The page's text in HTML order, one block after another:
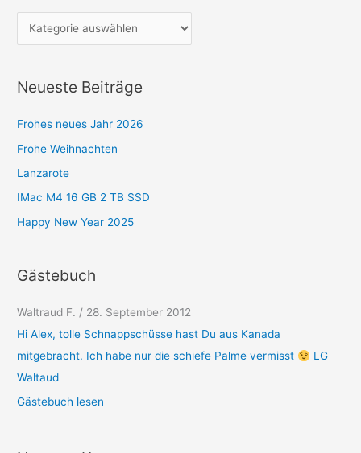
e
o
n
Neueste Beiträge
Frohes neues Jahr 2026
Frohe Weihnachten
Lanzarote
IMac M4 16 GB 2 TB SSD
Happy New Year 2025
Gästebuch
Waltraud F. / 28. September 2012
Hi Alex, tolle Schnappschüsse hast Du aus Kanada
mitgebracht. Ich habe nur die schiefe Palme vermisst
LG
Waltaud
Gästebuch lesen